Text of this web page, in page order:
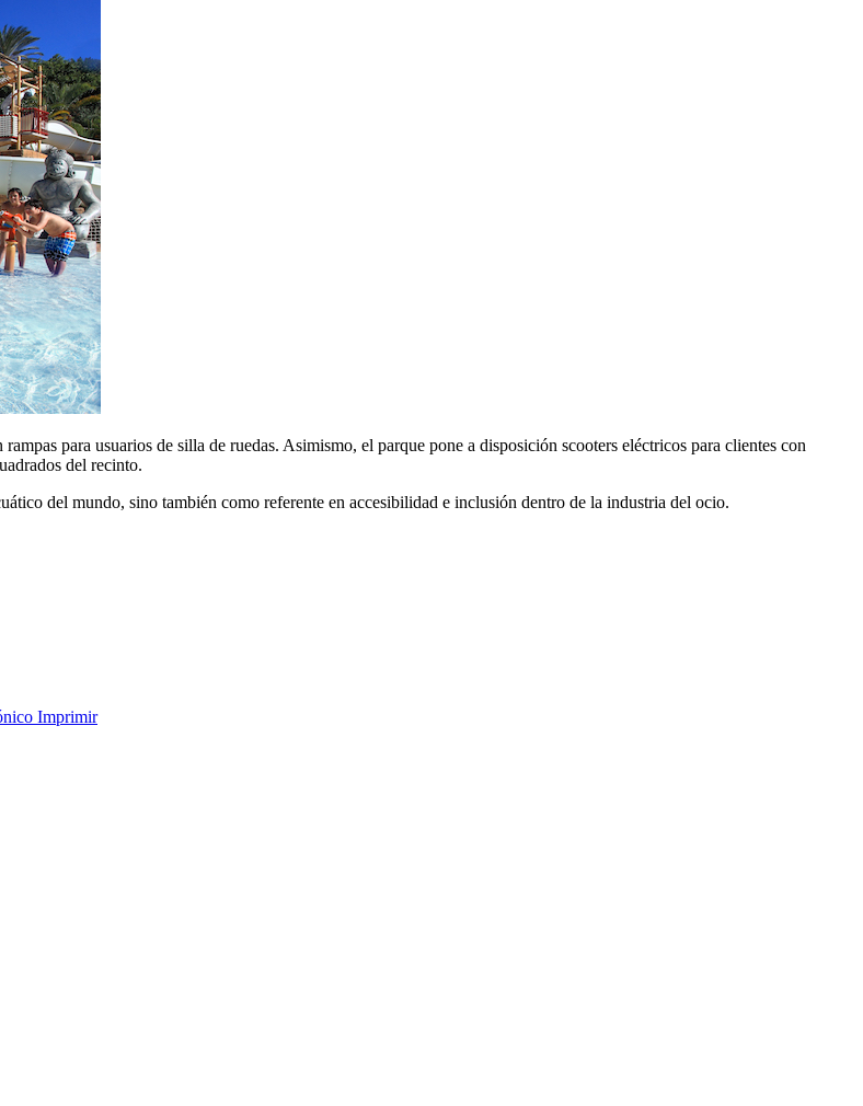
para usuarios de silla de ruedas. Asimismo, el parque pone a disposición scooters eléctricos para clientes con
del recinto.
del mundo, sino también como referente en accesibilidad e inclusión dentro de la industria del ocio.
Imprimir